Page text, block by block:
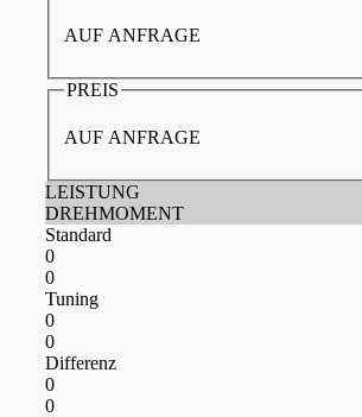
AUF ANFRAGE
PREIS
AUF ANFRAGE
LEISTUNG
DREHMOMENT
Standard
0
0
Tuning
0
0
Differenz
0
0